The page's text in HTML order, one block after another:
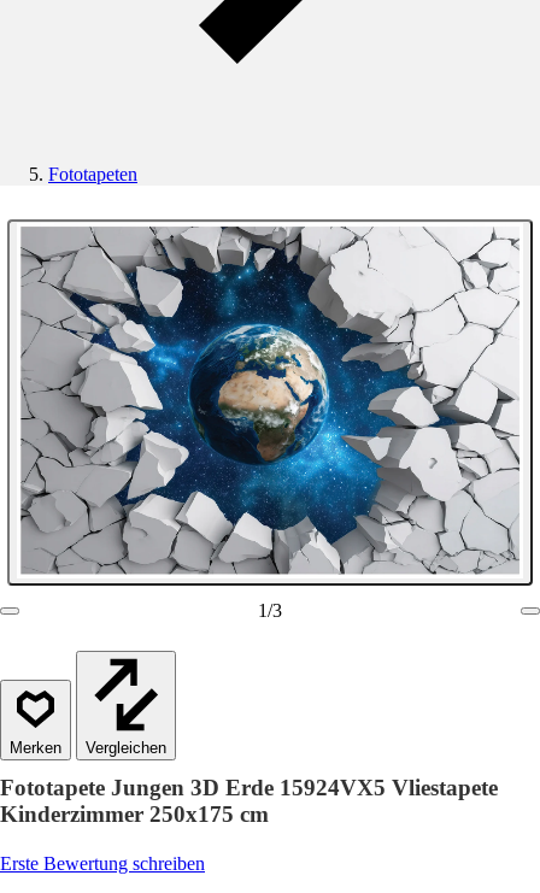
Fototapeten
1/3
Vergleichen
Fototapete Jungen 3D Erde 15924VX5 Vliestapete
Kinderzimmer 250x175 cm
Erste Bewertung schreiben